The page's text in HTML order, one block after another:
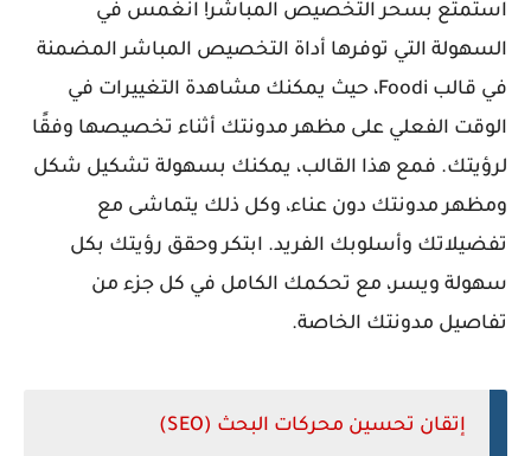
استمتع بسحر التخصيص المباشر! انغمس في
السهولة التي توفرها أداة التخصيص المباشر المضمنة
في قالب Foodi، حيث يمكنك مشاهدة التغييرات في
الوقت الفعلي على مظهر مدونتك أثناء تخصيصها وفقًا
لرؤيتك. فمع هذا القالب، يمكنك بسهولة تشكيل شكل
ومظهر مدونتك دون عناء، وكل ذلك يتماشى مع
تفضيلاتك وأسلوبك الفريد. ابتكر وحقق رؤيتك بكل
سهولة ويسر، مع تحكمك الكامل في كل جزء من
تفاصيل مدونتك الخاصة.
إتقان تحسين محركات البحث (SEO)